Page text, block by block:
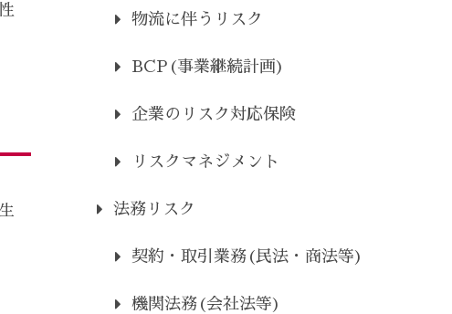
物流に伴うリスク
BCP(事業継続計画)
企業のリスク対応保険
リスクマネジメント
法務リスク
契約・取引業務(民法・商法等)
機関法務(会社法等)